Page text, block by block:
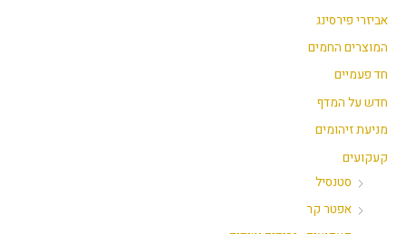
יאביזרי פירסינג
המוצרים החמים
חד פעמיים
חדש על המדף
מניעת זיהומים
קעקועים
סטנסיל
אפטר קר